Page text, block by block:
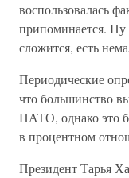
воспользовалась
припоминается. Ну
сложится, есть
Периодические
что большинство
НАТО, однако это
в процентном
Президент Тарья